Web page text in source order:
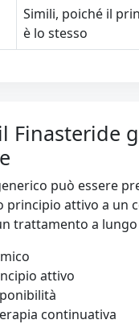
Simili, poiché il
è lo stesso
Finasteride
può essere
principio attivo a un
trattamento a
attivo
continuativa